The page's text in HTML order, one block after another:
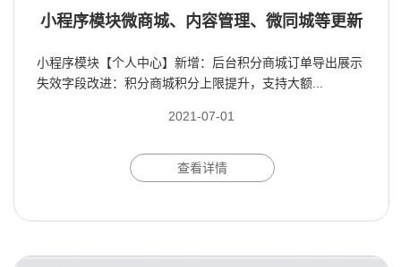
小程序模块微商城、内容管理、微同城等更新
小程序模块【个人中心】新增：后台积分商城订单导出展示
失效字段改进：积分商城积分上限提升，支持大额...
2021-07-01
查看详情